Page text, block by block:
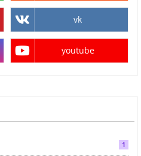
vk
youtube
1